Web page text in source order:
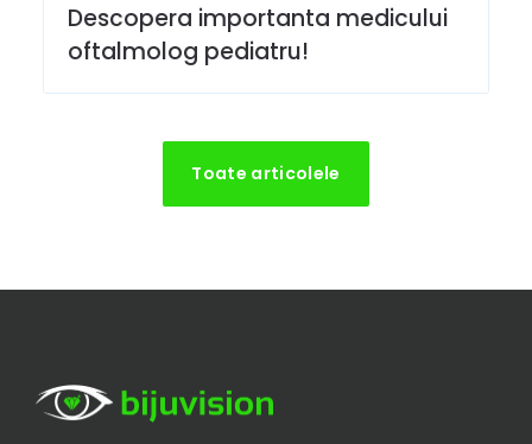
Descopera importanta medicului
oftalmolog pediatru!
Toate articolele